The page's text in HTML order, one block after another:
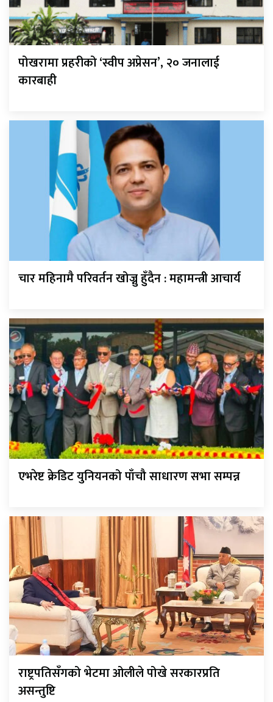
पोखरामा प्रहरीको ‘स्वीप अप्रेसन’, २० जनालाई
कारबाही
चार महिनामै परिवर्तन खोज्नु हुँदैन : महामन्त्री आचार्य
एभरेष्ट क्रेडिट युनियनको पाँचौ साधारण सभा सम्पन्न
राष्ट्रपतिसँगको भेटमा ओलीले पोखे सरकारप्रति
असन्तुष्टि